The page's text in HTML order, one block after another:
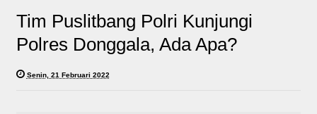
Tim Puslitbang Polri Kunjungi
Polres Donggala, Ada Apa?
Senin, 21 Februari 2022